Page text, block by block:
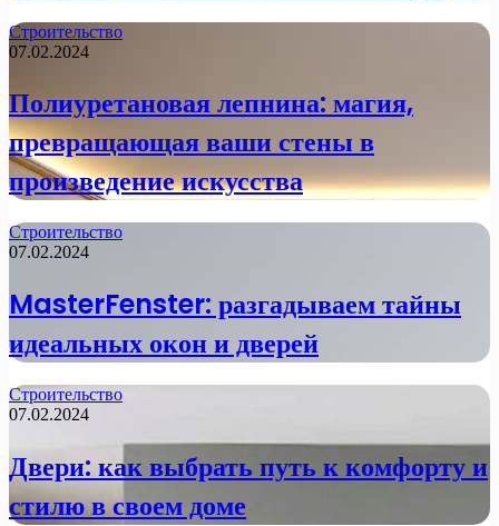
Строительство
07.02.2024
Полиуретановая лепнина: магия,
превращающая ваши стены в
произведение искусства
Строительство
07.02.2024
MasterFenster: разгадываем тайны
идеальных окон и дверей
Строительство
07.02.2024
Двери: как выбрать путь к комфорту и
стилю в своем доме